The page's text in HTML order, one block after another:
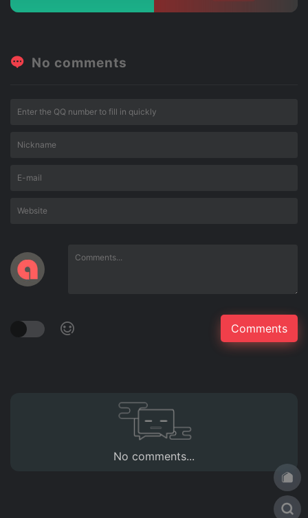
No comments
No comments...